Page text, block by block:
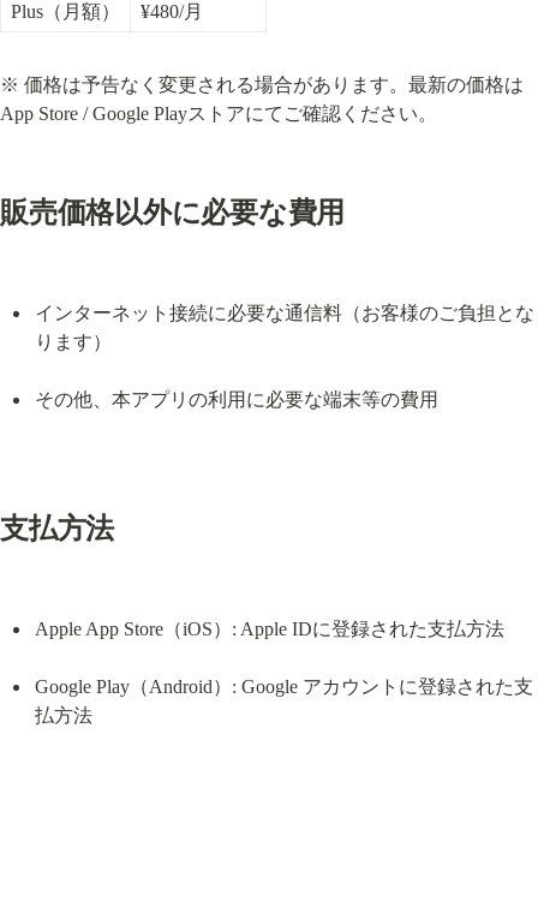
Plus（月額）
¥480/月
※ 価格は予告なく変更される場合があります。最新の価格は
App Store / Google Playストアにてご確認ください。
販売価格以外に必要な費用
インターネット接続に必要な通信料（お客様のご負担とな
ります）
その他、本アプリの利用に必要な端末等の費用
支払方法
Apple App Store（iOS）: Apple IDに登録された支払方法
Google Play（Android）: Google アカウントに登録された支
払方法